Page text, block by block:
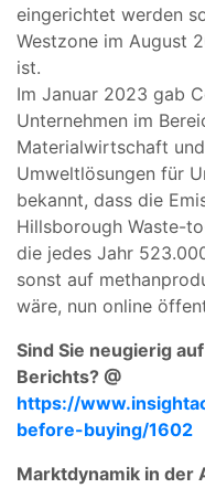
eingerichtet werden
Westzone im August
ist.
Im Januar 2023 gab
Unternehmen im
Materialwirtschaft
Umweltlösungen für
bekannt, dass die
Hillsborough Waste-
die jedes Jahr
sonst auf
wäre, nun online
Sind Sie neugierig
Berichts? @
https://
before-buying/1602
Marktdynamik in der